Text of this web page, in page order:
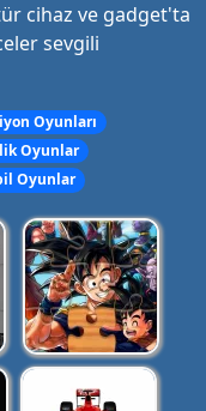
cihaz ve gadget'ta
sevgili
Oyunları
Oyunlar
Oyunlar